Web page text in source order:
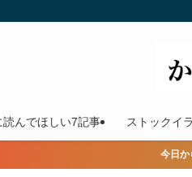
読んでほしい7記事 ストックイ
今日か